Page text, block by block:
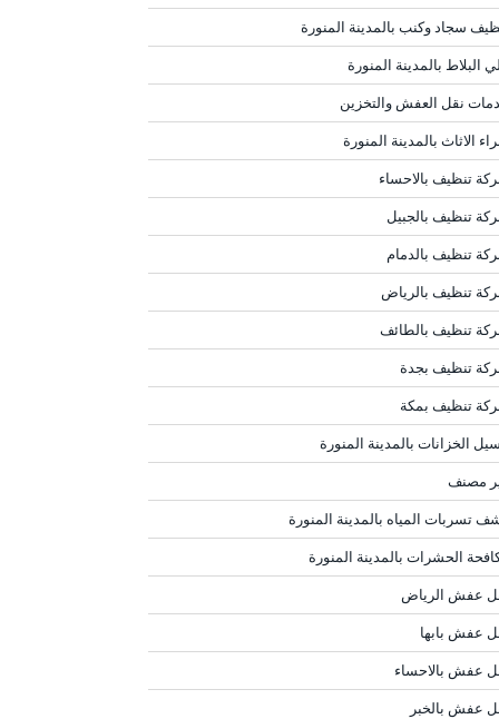
سجاد وكنب بالمدينة المنورة
البلاط بالمدينة المنورة
نقل العفش والتخزين
الاثاث بالمدينة المنورة
تنظيف بالاحساء
تنظيف بالجبيل
تنظيف بالدمام
تنظيف بالرياض
تنظيف بالطائف
تنظيف بجدة
تنظيف بمكة
الخزانات بالمدينة المنورة
مصنف
تسربات المياه بالمدينة المنورة
الحشرات بالمدينة المنورة
عفش الرياض
عفش بابها
عفش بالاحساء
عفش بالخبر